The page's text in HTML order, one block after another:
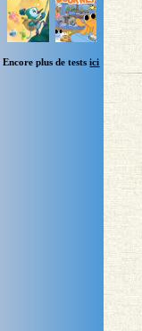
Encore plus de testsici